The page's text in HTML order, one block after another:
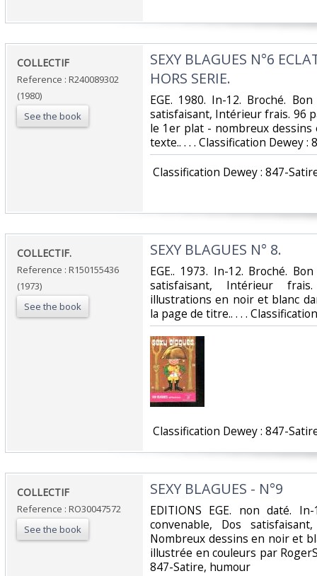
‎COLLECTIF‎
Reference : R240089302
(1980)
See the book
‎SEXY BLAGUES N°6
HORS SERIE.‎
‎EGE. 1980. In-12. Broché.
satisfaisant, Intérieur frais. 96
le 1er plat - nombreux
texte.. . . . Classification Dewey
Classification Dewey : 847-
‎COLLECTIF.‎
Reference : R150155436
(1973)
See the book
‎SEXY BLAGUES N° 8.‎
‎EGE.. 1973. In-12. Broché.
satisfaisant, Intérieur
illustrations en noir et blanc
la page de titre.. . . .
Classification Dewey : 847-
‎COLLECTIF‎
Reference : RO30047572
See the book
‎SEXY BLAGUES - N°9‎
‎EDITIONS EGE. non daté.
convenable, Dos
Nombreux dessins en noir et
illustrée en couleurs par
847-Satire, humour‎